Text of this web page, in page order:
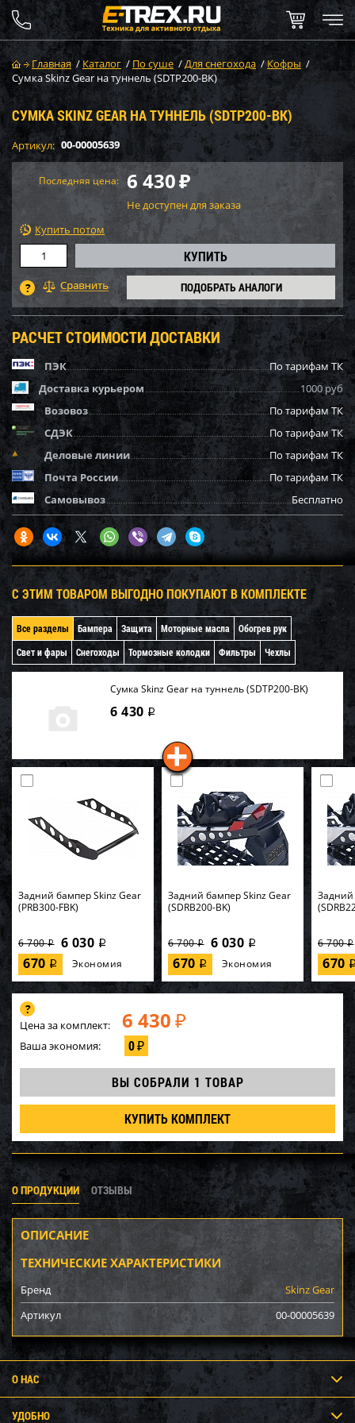
Главная / Каталог / По суше /Для снегохода /Кофры /
Сумка Skinz Gear на туннель (SDTP200-BK)
СУМКА SKINZ GEAR НА ТУННЕЛЬ (SDTP200-BK)
Артикул: 00-00005639
Последняя цена: 6 430₽
Не доступен для заказа
Купить потом
ПОДОБРАТЬ АНАЛОГИ
РАСЧЕТ СТОИМОСТИ ДОСТАВКИ
ПЭК
По тарифам ТК
Доставка курьером
1000 руб
Возовоз
По тарифам ТК
СДЭК
По тарифам ТК
Деловые линии
По тарифам ТК
Почта России
По тарифам ТК
Самовывоз
Бесплатно
С ЭТИМ ТОВАРОМ ВЫГОДНО ПОКУПАЮТ В КОМПЛЕКТЕ
Все разделы Бампера Защита Моторные масла
Обогрев рук
Свет и фары
Снегоходы Тормозные колодки Фильтры Чехлы
Сумка Skinz Gear на туннель (SDTP200-BK)
6 430 i
Задний бампер Skinz Gear
(PRB300-FBK)
6 700i 6 030 i
670 i Экономия
Задний бампер Skinz Gear
(SDRB200-BK)
6 700i 6 030 i
670 i Экономия
Задний
6 700i
670
Цена за комплект: 6 430 ₽
Ваша экономия: 0₽
ВЫ СОБРАЛИ 1 ТОВАР
КУПИТЬ КОМПЛЕКТ
О ПРОДУКЦИИ ОТЗЫВЫ
ОПИСАНИЕ
ТЕХНИЧЕСКИЕ ХАРАКТЕРИСТИКИ
Бренд
Skinz Gear
Артикул
00-00005639
О НАС
УДОБНО